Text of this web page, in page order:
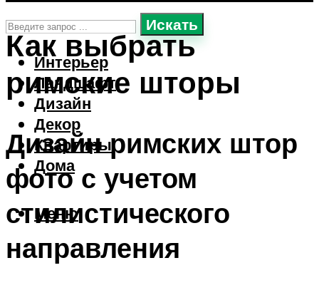
Искать
Интерьер
Ландшафт
Дизайн
Декор
Квартиры
Дома
Меню
Как выбрать
римские шторы
Дизайн римских штор
фото с учетом
стилистического
направления